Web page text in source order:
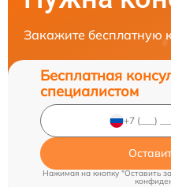
Закажите бесплатную
Бесплатная
специалистом
Нажимая на кнопку "Оставить